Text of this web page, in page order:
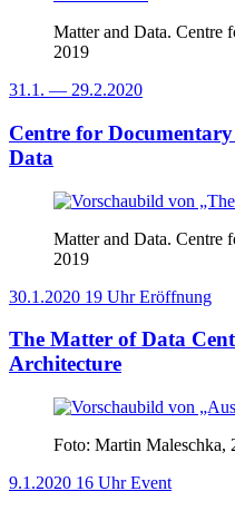
Matter and Data. Centre
2019
31.1. — 29.2.2020
Centre for
Data
Matter and Data. Centre
2019
30.1.2020 19 Uhr Eröffnung
The Matter of Data
Architecture
Foto: Martin Maleschka,
9.1.2020 16 Uhr Event